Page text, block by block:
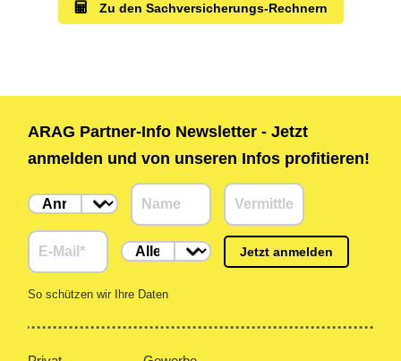
Zu den Sachversicherungs-Rechnern
ARAG Partner-Info Newsletter - Jetzt
anmelden und von unseren Infos profitieren!
Jetzt anmelden
So schützen wir Ihre Daten